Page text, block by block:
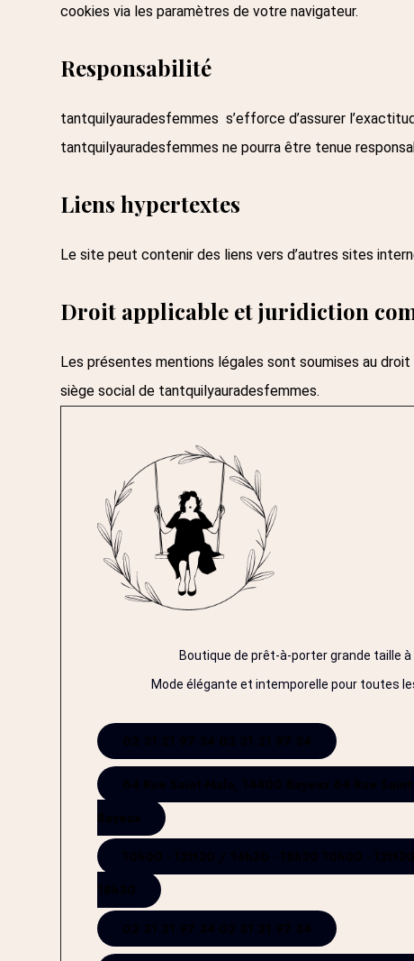
cookies via les paramètres de votre navigateur.
Responsabilité
tantquilyauradesfemmes s’efforce d’assurer
tantquilyauradesfemmes ne pourra être tenue
Liens hypertextes
Le site peut contenir des liens vers d’autres sites
Droit applicable et juridiction
Les présentes mentions légales sont soumises au
siège social de tantquilyauradesfemmes.
Boutique de prêt-à-porter grande taille à
Mode élégante et intemporelle pour toutes